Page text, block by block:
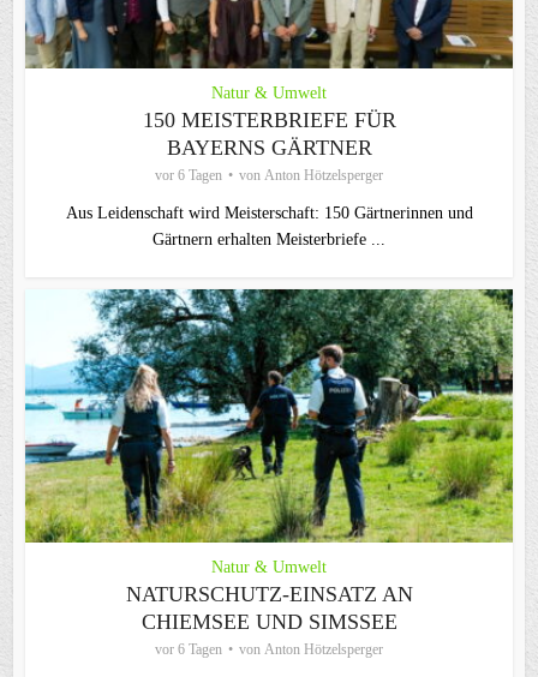
Natur & Umwelt
150 MEISTERBRIEFE FÜR
BAYERNS GÄRTNER
vor 6 Tagen von Anton Hötzelsperger
Aus Leidenschaft wird Meisterschaft: 150 Gärtnerinnen und
Gärtnern erhalten Meisterbriefe ...
Natur & Umwelt
NATURSCHUTZ-EINSATZ AN
CHIEMSEE UND SIMSSEE
vor 6 Tagen von Anton Hötzelsperger